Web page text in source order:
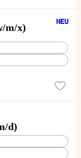
Entwickler (w/m/x)
d)